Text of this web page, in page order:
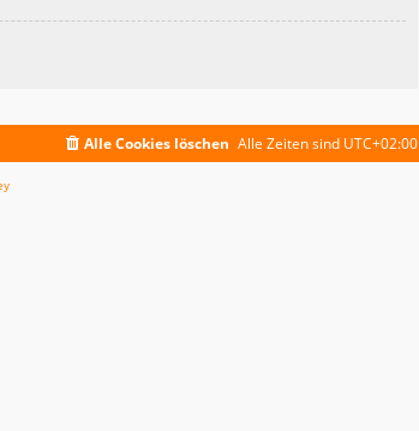
Alle Zeiten sind UTC+02:00
Alle Cookies löschen